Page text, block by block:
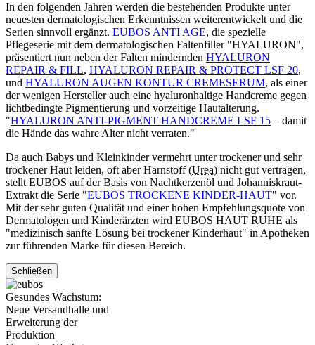
In den folgenden Jahren werden die bestehenden Produkte unter
neuesten dermatologischen Erkenntnissen weiterentwickelt und die
Serien sinnvoll ergänzt. EUBOS ANTI AGE, die spezielle
Pflegeserie mit dem dermatologischen Faltenfiller "HYALURON",
präsentiert nun neben der Falten mindernden HYALURON
REPAIR & FILL, HYALURON REPAIR & PROTECT LSF 20,
und HYALURON AUGEN KONTUR CREMESERUM, als einer
der wenigen Hersteller auch eine hyaluronhaltige Handcreme gegen
lichtbedingte Pigmentierung und vorzeitige Hautalterung.
"HYALURON ANTI-PIGMENT HANDCREME LSF 15 – damit
die Hände das wahre Alter nicht verraten."
Da auch Babys und Kleinkinder vermehrt unter trockener und sehr
trockener Haut leiden, oft aber Harnstoff (Urea) nicht gut vertragen,
stellt EUBOS auf der Basis von Nachtkerzenöl und Johanniskraut-
Extrakt die Serie "EUBOS TROCKENE KINDER-HAUT" vor.
Mit der sehr guten Qualität und einer hohen Empfehlungsquote von
Dermatologen und Kinderärzten wird EUBOS HAUT RUHE als
"medizinisch sanfte Lösung bei trockener Kinderhaut" in Apotheken
zur führenden Marke für diesen Bereich.
Schließen
Gesundes Wachstum:
Neue Versandhalle und
Erweiterung der
Produktion